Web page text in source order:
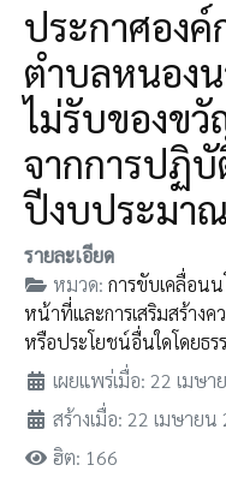
ประกาศอง
ตำบลหนองน
ไม่รับของข
จากการปฏิ
ปีงบประมา
รายละเอียด
หมวด: การขับเคลื่อน
หน้าที่และการเสริมสร้าง
หรือประโยชน์อื่นใดโดยธร
เผยแพร่เมื่อ: 22 เมษ
สร้างเมื่อ: 22 เมษายน
ฮิต: 166